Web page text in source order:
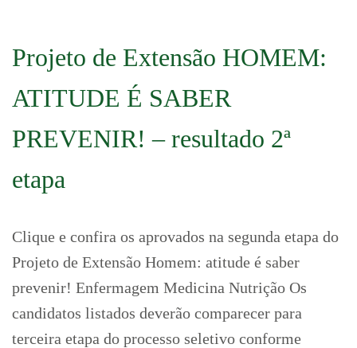
Projeto de Extensão HOMEM:
ATITUDE É SABER
PREVENIR! – resultado 2ª
etapa
Clique e confira os aprovados na segunda etapa do
Projeto de Extensão Homem: atitude é saber
prevenir! Enfermagem Medicina Nutrição Os
candidatos listados deverão comparecer para
terceira etapa do processo seletivo conforme